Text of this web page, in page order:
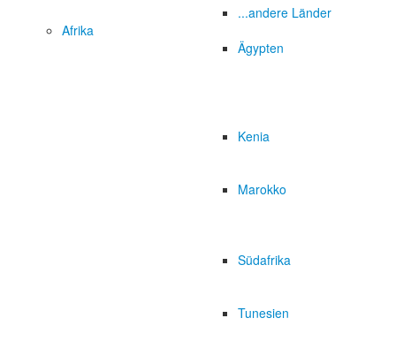
...andere Länder
Afrika
Ägypten
Kenia
Marokko
Südafrika
Tunesien